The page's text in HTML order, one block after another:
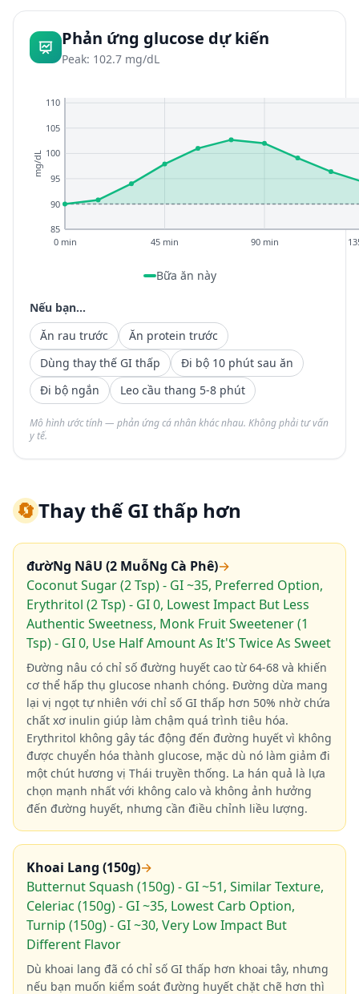
Phản ứng glucose dự kiến
Peak: 102.7 mg/dL
85
90
95
100
105
110
0 min 45 min 90 min
mg/dL
Bữa ăn này
Nếu bạn...
Ăn rau trước
Ăn protein trước
Dùng thay thế GI thấp
Đi bộ 10 phút sau ăn
Đi bộ ngắn
Leo cầu thang 5-8 phút
Mô hình ước tính — phản ứng cá nhân khác nhau. Không phải tư vấn
y tế.
🔄Thay thế GI thấp hơn
đườNg NâU (2 MuỗNg Cà Phê)→
Coconut Sugar (2 Tsp) - GI ~35, Preferred Option,
Erythritol (2 Tsp) - GI 0, Lowest Impact But Less
Authentic Sweetness, Monk Fruit Sweetener (1
Tsp) - GI 0, Use Half Amount As It'S Twice As Sweet
Đường nâu có chỉ số đường huyết cao từ 64-68 và khiến
cơ thể hấp thụ glucose nhanh chóng. Đường dừa mang
lại vị ngọt tự nhiên với chỉ số GI thấp hơn 50% nhờ chứa
chất xơ inulin giúp làm chậm quá trình tiêu hóa.
Erythritol không gây tác động đến đường huyết vì không
được chuyển hóa thành glucose, mặc dù nó làm giảm đi
một chút hương vị Thái truyền thống. La hán quả là lựa
chọn mạnh nhất với không calo và không ảnh hưởng
đến đường huyết, nhưng cần điều chỉnh liều lượng.
Khoai Lang (150g)→
Butternut Squash (150g) - GI ~51, Similar Texture,
Celeriac (150g) - GI ~35, Lowest Carb Option,
Turnip (150g) - GI ~30, Very Low Impact But
Different Flavor
Dù khoai lang đã có chỉ số GI thấp hơn khoai tây, nhưng
nếu bạn muốn kiểm soát đường huyết chặt chẽ hơn thì